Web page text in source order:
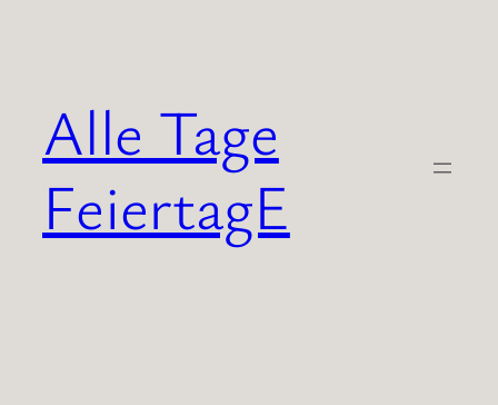
Alle Tage
FeiertagE